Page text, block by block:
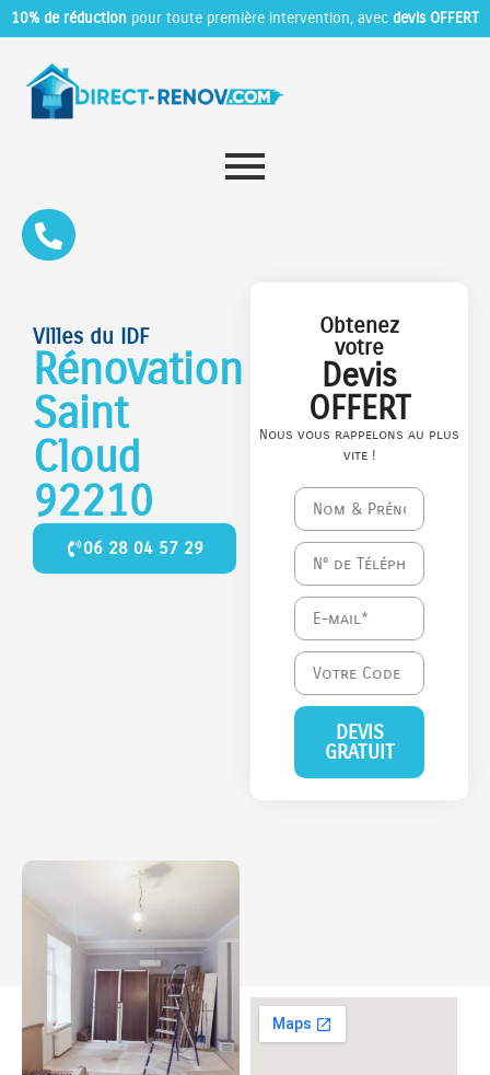
10% de réduction pour toute première intervention, avec devis OFFERT
Villes du IDF
Rénovation
Saint
Cloud
92210
06 28 04 57 29
Obtenez
votre
Devis
OFFERT
Nous vous rappelons au plus
vite !
DEVIS
GRATUIT